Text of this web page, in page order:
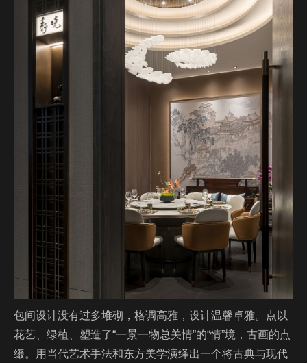
包间设计没有过多堆砌，格调高雅，设计温馨卓雅。点以
花艺、绿植、塑造了“⼀景⼀物总关情”的“情”境，古画的点
缀。用当代艺术手法和东方美学演绎出一个将古典与现代